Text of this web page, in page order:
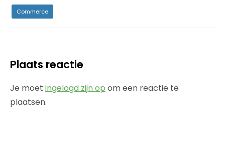
Commerce
Plaats reactie
Je moet ingelogd zijn op om een reactie te
plaatsen.